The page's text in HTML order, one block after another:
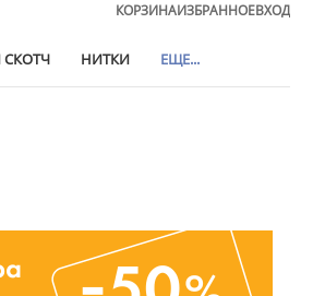
КОРЗИНАИЗБРАННОЕВХОД
НИТКИ ЕЩЕ...